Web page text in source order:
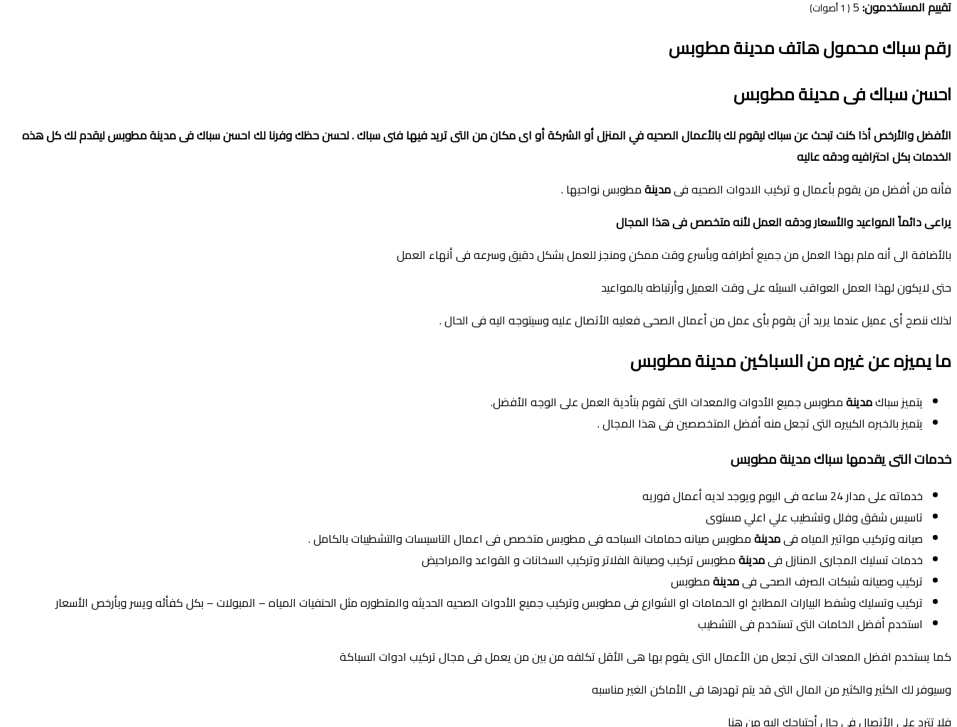
تقييم المستخدمون:5
(
1أصوات)
رقم سباك محمول هاتف مدينة مطوبس
احسن سباك فى مدينة مطوبس
الأفضل والأرخص أذا كنت تبحث عن سباك ليقوم لك بالأعمال الصحيه في المنزل أو الشركة أو اى مكان من التى تريد فيها فنى سباك . لحسن حظك وفرنا لك احسن سباك فى مدينةمطوبس ليقدم لك كل هذه
الخدمات بكل احترافيه ودقه عاليه
فأنه من أفضل من يقوم بأعمال و تركيب الادوات الصحيه فىمدينةمطوبس نواحيها .
يراعى دائماً المواعيد والأسعار ودقه العمل لأنه متخصص فى هذا المجال
بالأضافة الى أنه ملم بهذا العمل من جميع أطرافه وبأسرع وقت ممكن ومنجز للعمل بشكل دقيق وسرعه فى أنهاء العمل
حتى لايكون لهذا العمل العواقب السيئه على وقت العميل وأرتباطه بالمواعيد
لذلك ننصح أى عميل عندما يريد أن يقوم بأى عمل من أعمال الصحى فعليه الأتصال عليه وسيتوجه اليه فى الحال .
ما يميزه عن غيره من السباكين مدينة مطوبس
يتميز سباكمدينةمطوبس جميع الأدوات والمعدات التى تقوم بتأدية العمل على الوجه الأفضل.
يتميز بالخبره الكبيره التى تجعل منه أفضل المتخصصين فى هذا المجال .
خدمات التى يقدمها سباك مدينة مطوبس
خدماته على مدار 24 ساعه فى اليوم ويوجد لديه أعمال فوريه
تاسيس شقق وفلل وتشطيب علي اعلي مستوى
صيانه وتركيب مواتير المياه فىمدينةمطوبس صيانه حمامات السباحه فى مطوبس متخصص فى اعمال التاسيسات والتشطيبات بالكامل .
خدمات تسليك المجارى المنازل فىمدينةمطوبس تركيب وصيانة الفلاتر وتركيب السخانات و القواعد والمراحيض
تركيب وصيانه شبكات الصرف الصحى فىمدينةمطوبس
تركيب وتسليك وشفط البيارات المطابخ او الحمامات او الشوارع فى مطوبس وتركيب جميع الأدوات الصحيه الحديثه والمتطوره مثل الحنفيات المياه – المبولات – بكل كفأئه ويسر وبأرخص الأسعار
استخدم أفضل الخامات التى تستخدم فى التشطيب
كما يستخدم افضل المعدات التى تجعل من الأعمال التى يقوم بها هى الأقل تكلفه من بين من يعمل فى مجال تركيب ادوات السباكة
وسيوفر لك الكثير والكثير من المال التى قد يتم تهدرها فى الأماكن الغير مناسبه
فلا تترد على الأتصال فى حال أحتياجك اليه من هنا